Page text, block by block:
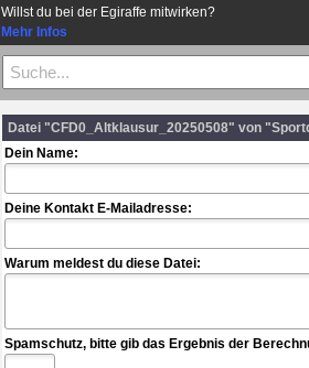
Willst du bei der Egiraffe mitwirken?
Mehr Infos
Datei "CFD0_Altklausur_20250508" von
Dein Name:
Deine Kontakt E-Mailadresse:
Warum meldest du diese Datei:
Spamschutz, bitte gib das Ergebnis der